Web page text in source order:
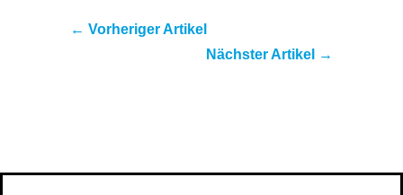
←Vorheriger Artikel
Nächster Artikel
→